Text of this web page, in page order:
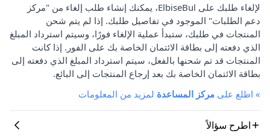
لإلغاء طلبك على ElbiseBul، يمكنك إنشاء طلب إلغاء من "مركز
دعم الطلبات" الموجود في تفاصيل طلبك. إذا لم يتم شحن
المنتجات في طلبك، ستبدأ عملية الإلغاء فورًا، وسيتم استرداد المبلغ
الذي دفعته إلى بطاقة الائتمان الخاصة بك على الفور. إذا كانت
المنتجات قد تم شحنها بالفعل، سيتم استرداد المبلغ الذي دفعته إلى
بطاقة الائتمان الخاصة بك بعد إرجاع المنتجات إلى البائع.
» اطلع على مركز المساعدة لمزيد من المعلومات
اطرح سؤالاً